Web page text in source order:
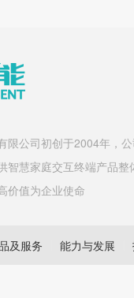
限公司初创于2004年，
智慧家庭交互终端产品整
价值为企业使命
及服务 能力与发展